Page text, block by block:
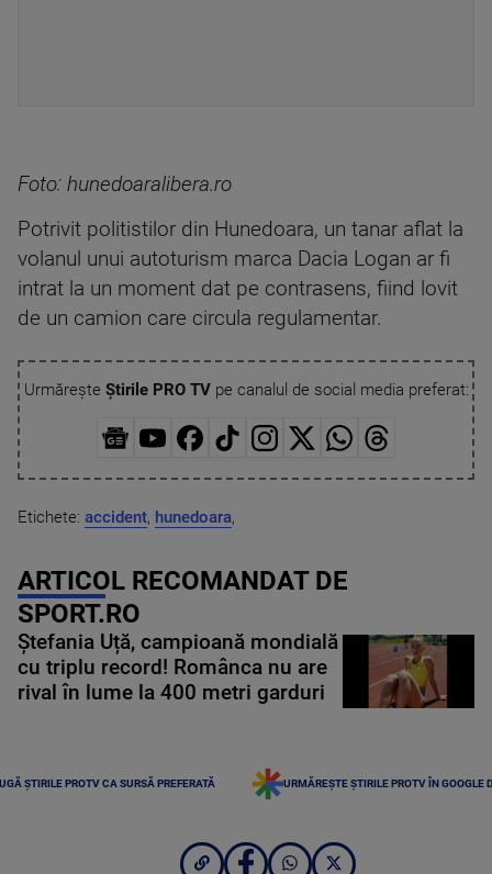
Foto: hunedoaralibera.ro
Potrivit politistilor din Hunedoara, un tanar aflat la
volanul unui autoturism marca Dacia Logan ar fi
intrat la un moment dat pe contrasens, fiind lovit
de un camion care circula regulamentar.
Urmărește Știrile PRO TVpe canalul de social media preferat:
Etichete: accident, hunedoara,
ARTICOL RECOMANDAT DE
SPORT.RO
Ștefania Uță, campioană mondială
cu triplu record! Românca nu are
rival în lume la 400 metri garduri
ȘTIRILE PROTV CA SURSĂ PREFERATĂ URMĂREȘTE ȘTIRILE PROTV ÎN GOOGLE